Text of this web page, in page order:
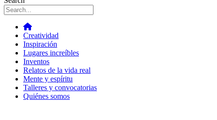
Creatividad
Inspiración
Lugares increíbles
Inventos
Relatos de la vida real
Mente y espíritu
Talleres y convocatorias
Quiénes somos